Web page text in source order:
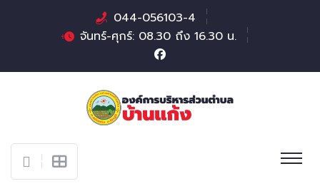
044-056103-4
จันทร์-ศุกร์: 08.30 ถึง 16.30 น.